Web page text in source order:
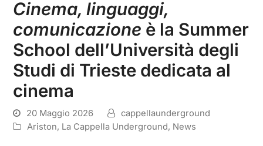
Cinema, linguaggi,
comunicazione è la Summer
School dell’Università degli
Studi di Trieste dedicata al
cinema
20 Maggio 2026
cappellaunderground
Ariston, La Cappella Underground, News